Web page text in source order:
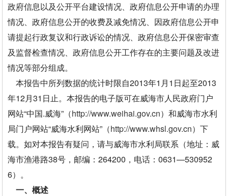
政府信息以及公开平台建设情况、政府信息公开申请的办理
情况、政府信息公开的收费及减免情况、因政府信息公开申
请提起行政复议和行政诉讼的情况、政府信息公开保密审查
及监督检查情况、政府信息公开工作存在的主要问题及改进
情况等部分组成。
本报告中所列数据的统计时限自2013年1月1日起至2013
年12月31日止。本报告的电子版可在威海市人民政府门户
网站“中国.威海”（http://www.weihai.gov.cn）和威海市水利
局门户网站“威海水利网站”（http://www.whsl.gov.cn）下
载。如对本报告有疑问，请与威海市水利局联系（地址：威
海市渔港路38号，邮编：264200，电话：0631—530952
6）。
一、概述